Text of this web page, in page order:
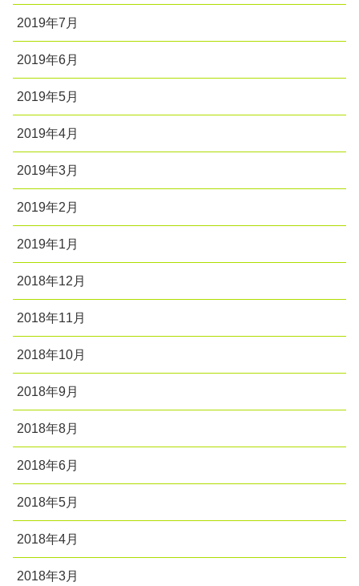
2019年7月
2019年6月
2019年5月
2019年4月
2019年3月
2019年2月
2019年1月
2018年12月
2018年11月
2018年10月
2018年9月
2018年8月
2018年6月
2018年5月
2018年4月
2018年3月